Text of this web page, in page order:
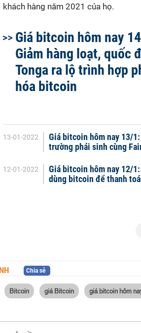
khách hàng năm 2021 của họ.
Giá bitcoin hôm nay
Giảm hàng loạt, quốc
Tonga ra lộ trình hợp
hóa bitcoin
13-01-2022
Giá bitcoin hôm nay 13/
trường phái sinh cùng
12-01-2022
Giá bitcoin hôm nay 12/
dùng bitcoin để thanh
Chia sẻ
Bitcoin giá Bitcoin giá bitcoin hôm